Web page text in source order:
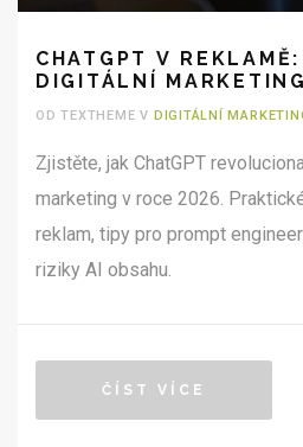
CHATGPT V
DIGITÁLNÍ
OD TEXTHEME V DIGITÁLNÍ
Zjistěte, jak ChatGPT
marketing v roce 2026.
reklam, tipy pro prompt
riziky AI obsahu.
ČÍST VÍCE